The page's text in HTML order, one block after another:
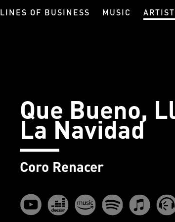
LINES OF BUSINESS MUSIC
Que Bueno,
La Navidad
Coro Renacer